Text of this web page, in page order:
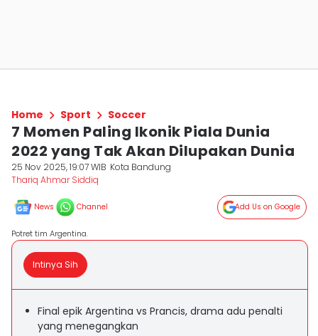
Home Sport Soccer
7 Momen Paling Ikonik Piala Dunia
2022 yang Tak Akan Dilupakan Dunia
25 Nov 2025, 19:07 WIB Kota Bandung
Thariq Ahmar Siddiq
News Channel Add Us on Google
Potret tim Argentina.
Intinya Sih
Final epik Argentina vs Prancis, drama adu penalti
yang menegangkan